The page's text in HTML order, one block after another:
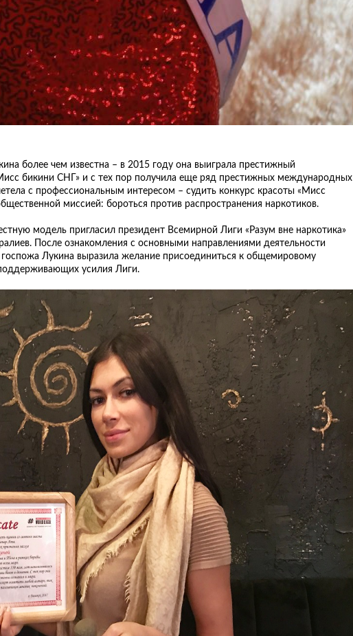
более чем известна – в 2015 году она выиграла престижный
бикини СНГ» и с тех пор получила еще ряд престижных международных
с профессиональным интересом – судить конкурс красоты «Мисс
миссией: бороться против распространения наркотиков.
модель пригласил президент Всемирной Лиги «Разум вне наркотика»
После ознакомления с основными направлениями деятельности
Лукина выразила желание присоединиться к общемировому
усилия Лиги.